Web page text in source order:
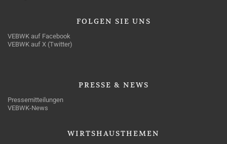
FOLGEN SIE UNS
VEBWK auf Facebook
VEBWK auf X (Twitter)
PRESSE & NEWS
Pressemitteilungen
VEBWK-News
WIRTSHAUSTHEMEN